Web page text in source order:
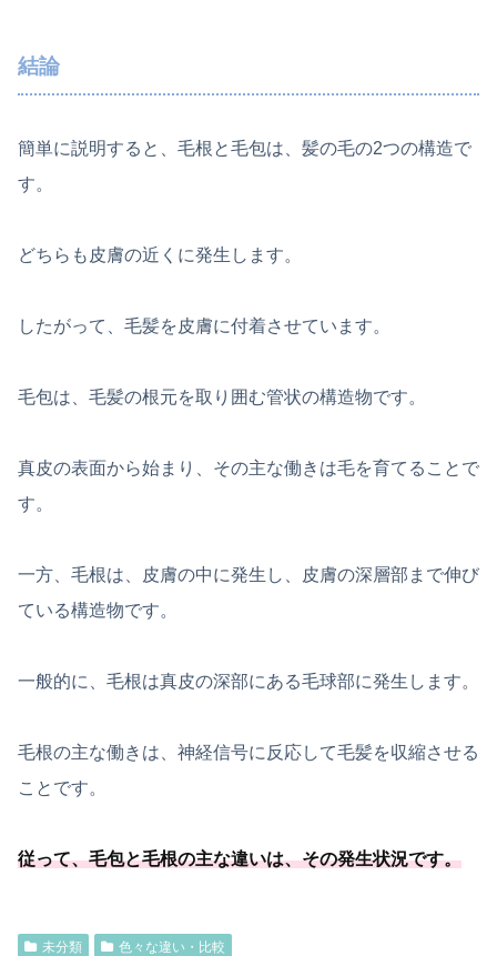
結論
簡単に説明すると、毛根と毛包は、髪の毛の2つの構造で
す。
どちらも皮膚の近くに発生します。
したがって、毛髪を皮膚に付着させています。
毛包は、毛髪の根元を取り囲む管状の構造物です。
真皮の表面から始まり、その主な働きは毛を育てることで
す。
一方、毛根は、皮膚の中に発生し、皮膚の深層部まで伸び
ている構造物です。
一般的に、毛根は真皮の深部にある毛球部に発生します。
毛根の主な働きは、神経信号に反応して毛髪を収縮させる
ことです。
従って、毛包と毛根の主な違いは、その発生状況です。
未分類 色々な違い・比較